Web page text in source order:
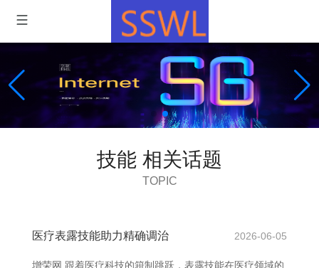
技能 相关话题
TOPIC
医疗表露技能助力精确调治 2026-06-05
增荣网 跟着医疗科技的箝制跳跃，表露技能在医疗领域的